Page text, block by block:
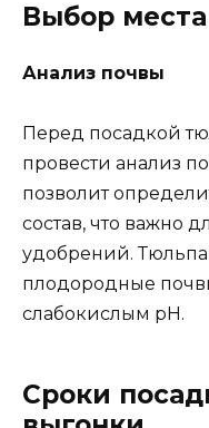
Выбор
Анализ почвы
Перед посадкой
провести анализ
позволит
состав, что важно
удобрений.
плодородные
слабокислым pH.
Сроки